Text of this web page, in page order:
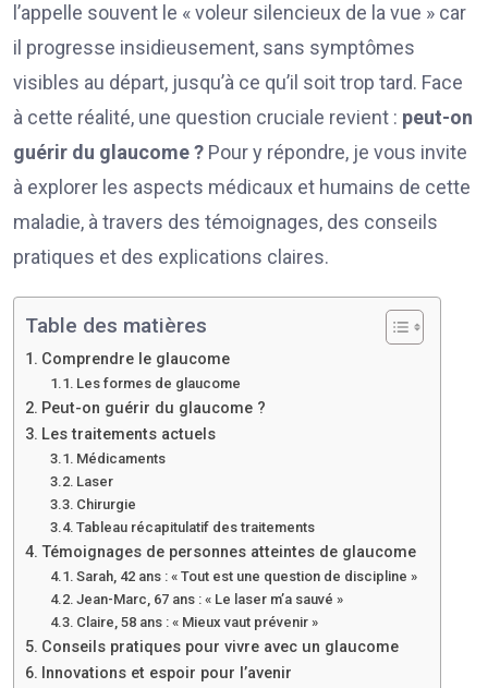
l’appelle souvent le « voleur silencieux de la vue » car
il progresse insidieusement, sans symptômes
visibles au départ, jusqu’à ce qu’il soit trop tard. Face
à cette réalité, une question cruciale revient : peut-on
guérir du glaucome ? Pour y répondre, je vous invite
à explorer les aspects médicaux et humains de cette
maladie, à travers des témoignages, des conseils
pratiques et des explications claires.
Table des matières
Comprendre le glaucome
Les formes de glaucome
Peut-on guérir du glaucome ?
Les traitements actuels
Médicaments
Laser
Chirurgie
Tableau récapitulatif des traitements
Témoignages de personnes atteintes de glaucome
Sarah, 42 ans : « Tout est une question de discipline »
Jean-Marc, 67 ans : « Le laser m’a sauvé »
Claire, 58 ans : « Mieux vaut prévenir »
Conseils pratiques pour vivre avec un glaucome
Innovations et espoir pour l’avenir